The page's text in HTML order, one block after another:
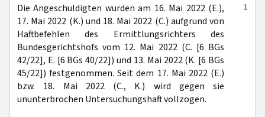
1
Die Angeschuldigten wurden am 16. Mai 2022 (E.),
17. Mai 2022 (K.) und 18. Mai 2022 (C.) aufgrund von
Haftbefehlen des Ermittlungsrichters des
Bundesgerichtshofs vom 12. Mai 2022 (C. [6 BGs
42/22], E. [6 BGs 40/22]) und 13. Mai 2022 (K. [6 BGs
45/22]) festgenommen. Seit dem 17. Mai 2022 (E.)
bzw. 18. Mai 2022 (C., K.) wird gegen sie
ununterbrochen Untersuchungshaft vollzogen.